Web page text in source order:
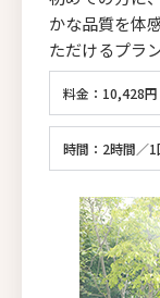
かな品質を体
ただけるプラ
料金：10,428円
時間：2時間／1